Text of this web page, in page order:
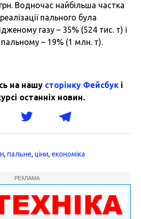
Водночас найбільша частка
пального була
газу – 35% (524 тис. т) і
– 19% (1 млн. т).
на нашу сторінку Фейсбук і
останніх новин.
, пальне, ціни, економіка
РЕКЛАМА